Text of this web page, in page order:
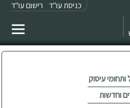
כניסת עו"ד רישום עו"ד
ותחומי עיסוק
וחדשות